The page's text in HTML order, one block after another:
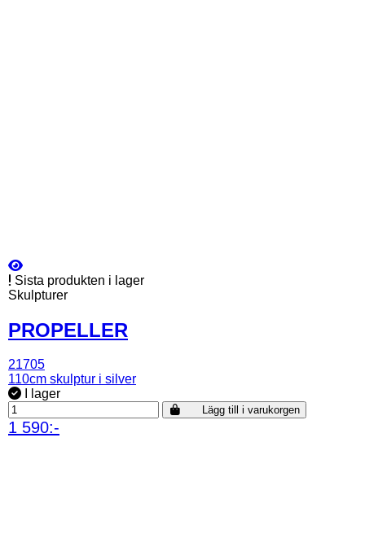
Sista produkten i lager
Skulpturer
PROPELLER
21705
110cm skulptur i silver
I lager
Lägg till i varukorgen
1 590:-